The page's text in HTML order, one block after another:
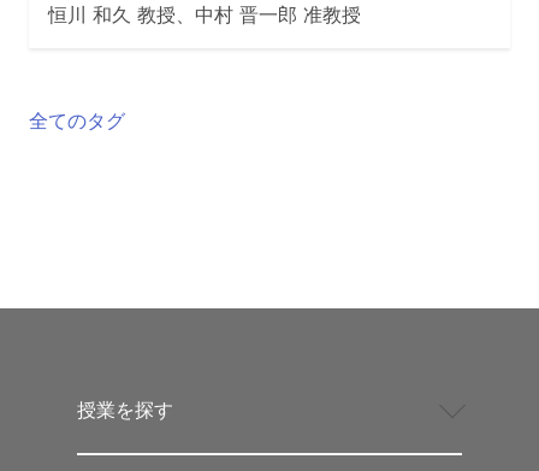
恒川 和久 教授、中村 晋一郎 准教授
全てのタグ
授業を探す